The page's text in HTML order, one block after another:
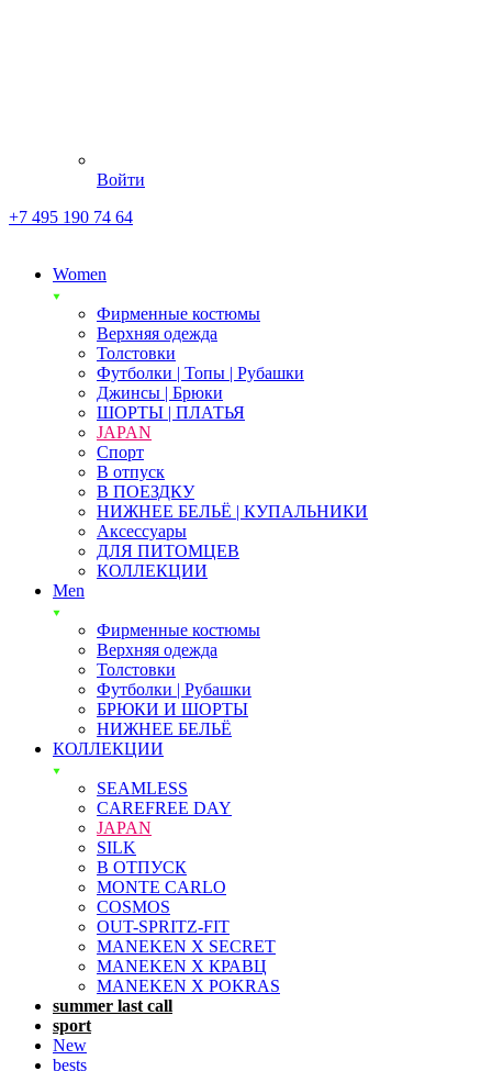
Войти
+7 495 190 74 64
Women
Фирменные костюмы
Верхняя одежда
Толстовки
Футболки | Топы | Рубашки
Джинсы | Брюки
ШОРТЫ | ПЛАТЬЯ
JAPAN
Спорт
В отпуск
В ПОЕЗДКУ
НИЖНЕЕ БЕЛЬЁ | КУПАЛЬНИКИ
Аксессуары
ДЛЯ ПИТОМЦЕВ
КОЛЛЕКЦИИ
Men
Фирменные костюмы
Верхняя одежда
Толстовки
Футболки | Рубашки
БРЮКИ И ШОРТЫ
НИЖНЕЕ БЕЛЬЁ
КОЛЛЕКЦИИ
SEAMLESS
CAREFREE DAY
JAPAN
SILK
В ОТПУСК
MONTE CARLO
COSMOS
OUT-SPRITZ-FIT
MANEKEN X SECRET
MANEKEN X КРАВЦ
MANEKEN X POKRAS
summer last call
sport
New
bests